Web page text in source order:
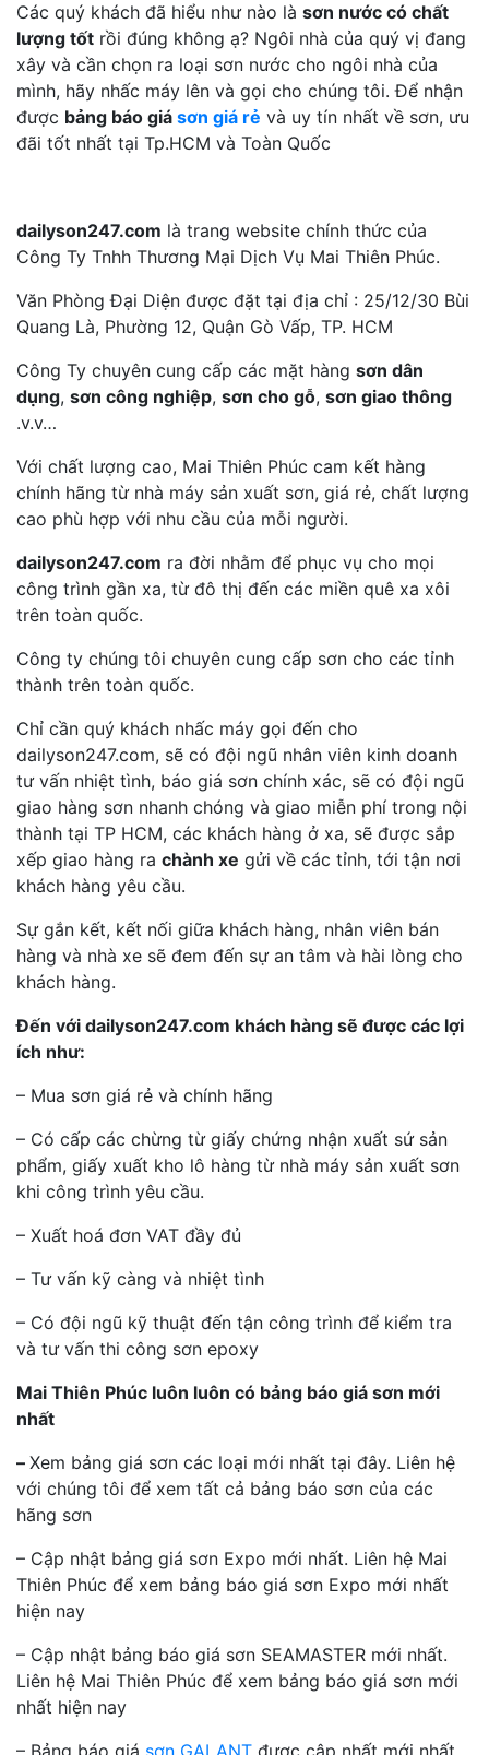
Các quý khách đã hiểu như nào là sơn nước có chất
lượng tốt rồi đúng không ạ? Ngôi nhà của quý vị đang
xây và cần chọn ra loại sơn nước cho ngôi nhà của
mình, hãy nhấc máy lên và gọi cho chúng tôi. Để nhận
được bảng báo giá sơn giá rẻ và uy tín nhất về sơn, ưu
đãi tốt nhất tại Tp.HCM và Toàn Quốc
dailyson247.com là trang website chính thức của
Công Ty Tnhh Thương Mại Dịch Vụ Mai Thiên Phúc.
Văn Phòng Đại Diện được đặt tại địa chỉ : 25/12/30 Bùi
Quang Là, Phường 12, Quận Gò Vấp, TP. HCM
Công Ty chuyên cung cấp các mặt hàng sơn dân
dụng, sơn công nghiệp, sơn cho gỗ, sơn giao thông
.v.v…
Với chất lượng cao, Mai Thiên Phúc cam kết hàng
chính hãng từ nhà máy sản xuất sơn, giá rẻ, chất lượng
cao phù hợp với nhu cầu của mỗi người.
dailyson247.com ra đời nhằm để phục vụ cho mọi
công trình gần xa, từ đô thị đến các miền quê xa xôi
trên toàn quốc.
Công ty chúng tôi chuyên cung cấp sơn cho các tỉnh
thành trên toàn quốc.
Chỉ cần quý khách nhấc máy gọi đến cho
dailyson247.com, sẽ có đội ngũ nhân viên kinh doanh
tư vấn nhiệt tình, báo giá sơn chính xác, sẽ có đội ngũ
giao hàng sơn nhanh chóng và giao miễn phí trong nội
thành tại TP HCM, các khách hàng ở xa, sẽ được sắp
xếp giao hàng ra chành xe gửi về các tỉnh, tới tận nơi
khách hàng yêu cầu.
Sự gắn kết, kết nối giữa khách hàng, nhân viên bán
hàng và nhà xe sẽ đem đến sự an tâm và hài lòng cho
khách hàng.
Đến với dailyson247.com khách hàng sẽ được các lợi
ích như:
– Mua sơn giá rẻ và chính hãng
– Có cấp các chừng từ giấy chứng nhận xuất sứ sản
phẩm, giấy xuất kho lô hàng từ nhà máy sản xuất sơn
khi công trình yêu cầu.
– Xuất hoá đơn VAT đầy đủ
– Tư vấn kỹ càng và nhiệt tình
– Có đội ngũ kỹ thuật đến tận công trình để kiểm tra
và tư vấn thi công sơn epoxy
Mai Thiên Phúc luôn luôn có bảng báo giá sơn mới
nhất
– Xem bảng giá sơn các loại mới nhất tại đây. Liên hệ
với chúng tôi để xem tất cả bảng báo sơn của các
hãng sơn
– Cập nhật bảng giá sơn Expo mới nhất. Liên hệ Mai
Thiên Phúc để xem bảng báo giá sơn Expo mới nhất
hiện nay
– Cập nhật bảng báo giá sơn SEAMASTER mới nhất.
Liên hệ Mai Thiên Phúc để xem bảng báo giá sơn mới
nhất hiện nay
– Bảng báo giá sơn GALANT được cập nhất mới nhất